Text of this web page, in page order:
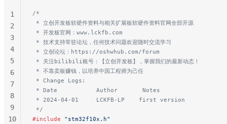
/*
* 立创开发板软硬件资料与相关扩展板软硬件资料官网全部开源
* 开发板官网：www.lckfb.com
* 技术支持常驻论坛，任何技术问题欢迎随时交流学习
* 立创论坛：https://oshwhub.com/forum
* 关注bilibili账号：【立创开发板】，掌握我们的最新动态！
* 不靠卖板赚钱，以培养中国工程师为己任
* Change Logs:
* Date           Author       Notes
* 2024-04-01     LCKFB-LP    first version
*/
#include "stm32f10x.h"
1
2
3
4
5
6
7
8
9
10